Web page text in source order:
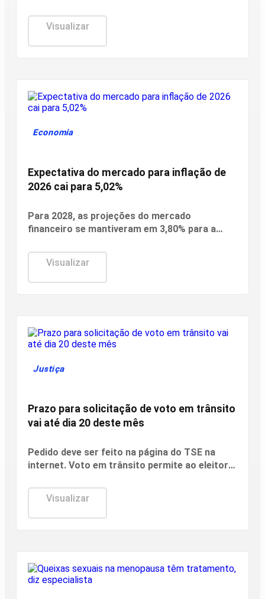
Visualizar
Economia
Expectativa do mercado para inflação de
2026 cai para 5,02%
Para 2028, as projeções do mercado
financeiro se mantiveram em 3,80% para a
do dólar; e 10,50% para a taxa Selic.
Visualizar
Justiça
Prazo para solicitação de voto em trânsito
vai até dia 20 deste mês
Pedido deve ser feito na página do TSE na
internet. Voto em trânsito permite ao eleitor
Visualizar